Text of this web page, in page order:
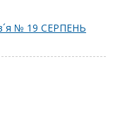
№ 19 СЕРПЕНЬ